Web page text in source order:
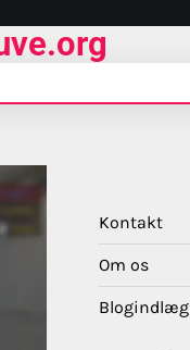
Kontakt
Om os
Blogindlæg